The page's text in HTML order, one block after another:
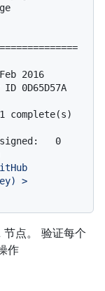
2016
0D65D57A
complete(s)
0
>
点。 验证每个
作